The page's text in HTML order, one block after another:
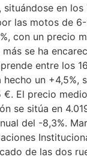
situándose en los
las motos de
con un precio
se ha
entre los
un +4,5%,
€. El precio
se sitúa en
del -8,3%.
de las dos